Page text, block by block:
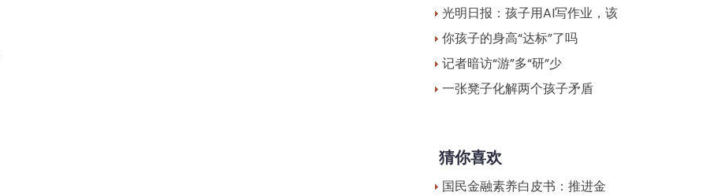
光明日报：孩子用AI写作业，该
你孩子的身高“达标”了吗
记者暗访“游”多“研”少
一张凳子化解两个孩子矛盾
猜你喜欢
国民金融素养白皮书：推进金